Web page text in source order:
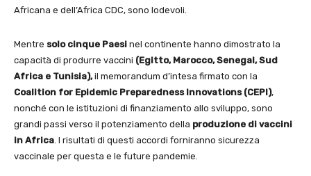
Africana e dell’Africa CDC, sono lodevoli.
Mentre solo cinque Paesi nel continente hanno dimostrato la
capacità di produrre vaccini (Egitto, Marocco, Senegal, Sud
Africa e Tunisia),il memorandum d’intesa firmato con la
Coalition for Epidemic Preparedness Innovations (CEPI),
nonché con le istituzioni di finanziamento allo sviluppo, sono
grandi passi verso il potenziamento della produzione di vaccini
in Africa. I risultati di questi accordi forniranno sicurezza
vaccinale per questa e le future pandemie.